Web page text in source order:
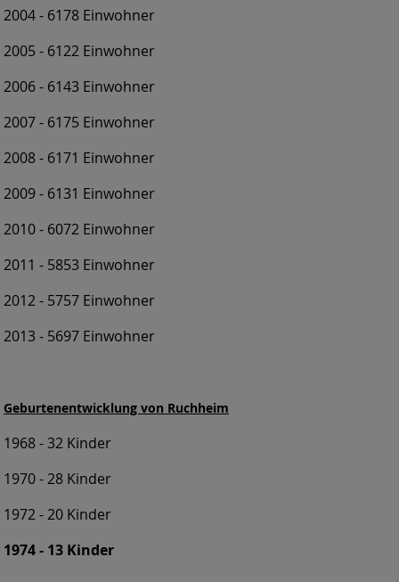
2004 - 6178 Einwohner
2005 - 6122 Einwohner
2006 - 6143 Einwohner
2007 - 6175 Einwohner
2008 - 6171 Einwohner
2009 - 6131 Einwohner
2010 - 6072 Einwohner
2011 - 5853 Einwohner
2012 - 5757 Einwohner
2013 - 5697 Einwohner
Geburtenentwicklung von Ruchheim
1968 - 32 Kinder
1970 - 28 Kinder
1972 - 20 Kinder
1974 - 13 Kinder